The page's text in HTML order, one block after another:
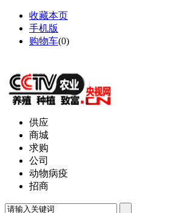
收藏本页
手机版
购物车(0)
供应
商城
求购
公司
动物病疫
招商